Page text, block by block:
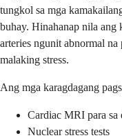
tungkol sa mga
buhay. Hinahanap nila ang
arteries ngunit abnormal
malaking stress.
Ang mga karagdagang
Cardiac MRI para sa
Nuclear stress tests